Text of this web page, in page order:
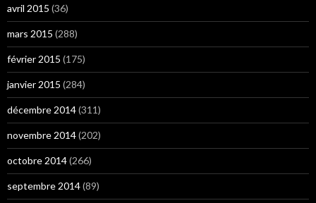
avril 2015 (36)
mars 2015 (288)
février 2015 (175)
janvier 2015 (284)
décembre 2014(311)
novembre 2014(202)
octobre 2014(266)
septembre 2014(89)